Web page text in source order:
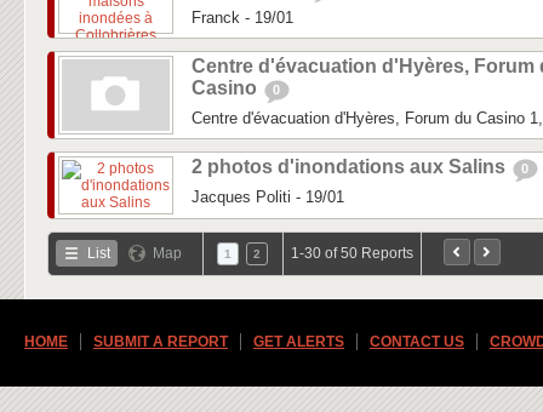
Franck - 19/01
Centre d'évacuation d'Hyères, Forum
Casino
0
Centre d'évacuation d'Hyères, Forum du Casino
2 photos d'inondations aux Salins 0
Jacques Politi - 19/01
List Map 1 2 1-30 of 50 Reports
HOME SUBMIT A REPORT GET ALERTS CONTACT US